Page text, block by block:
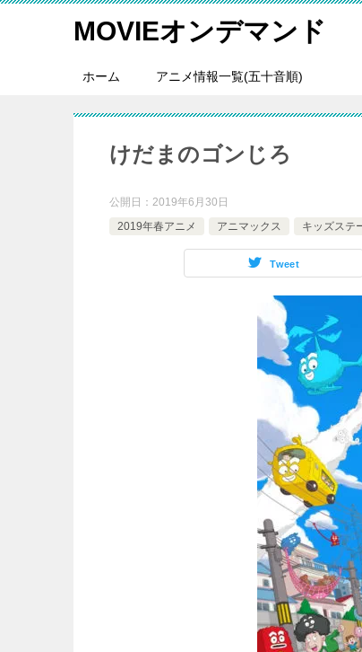
MOVIEオンデマンド
ホーム アニメ情報一覧(五十音順)
けだまのゴンじろ
公開日： 2019年6月30日
2019年春アニメ
アニマックス キッズステ
Tweet